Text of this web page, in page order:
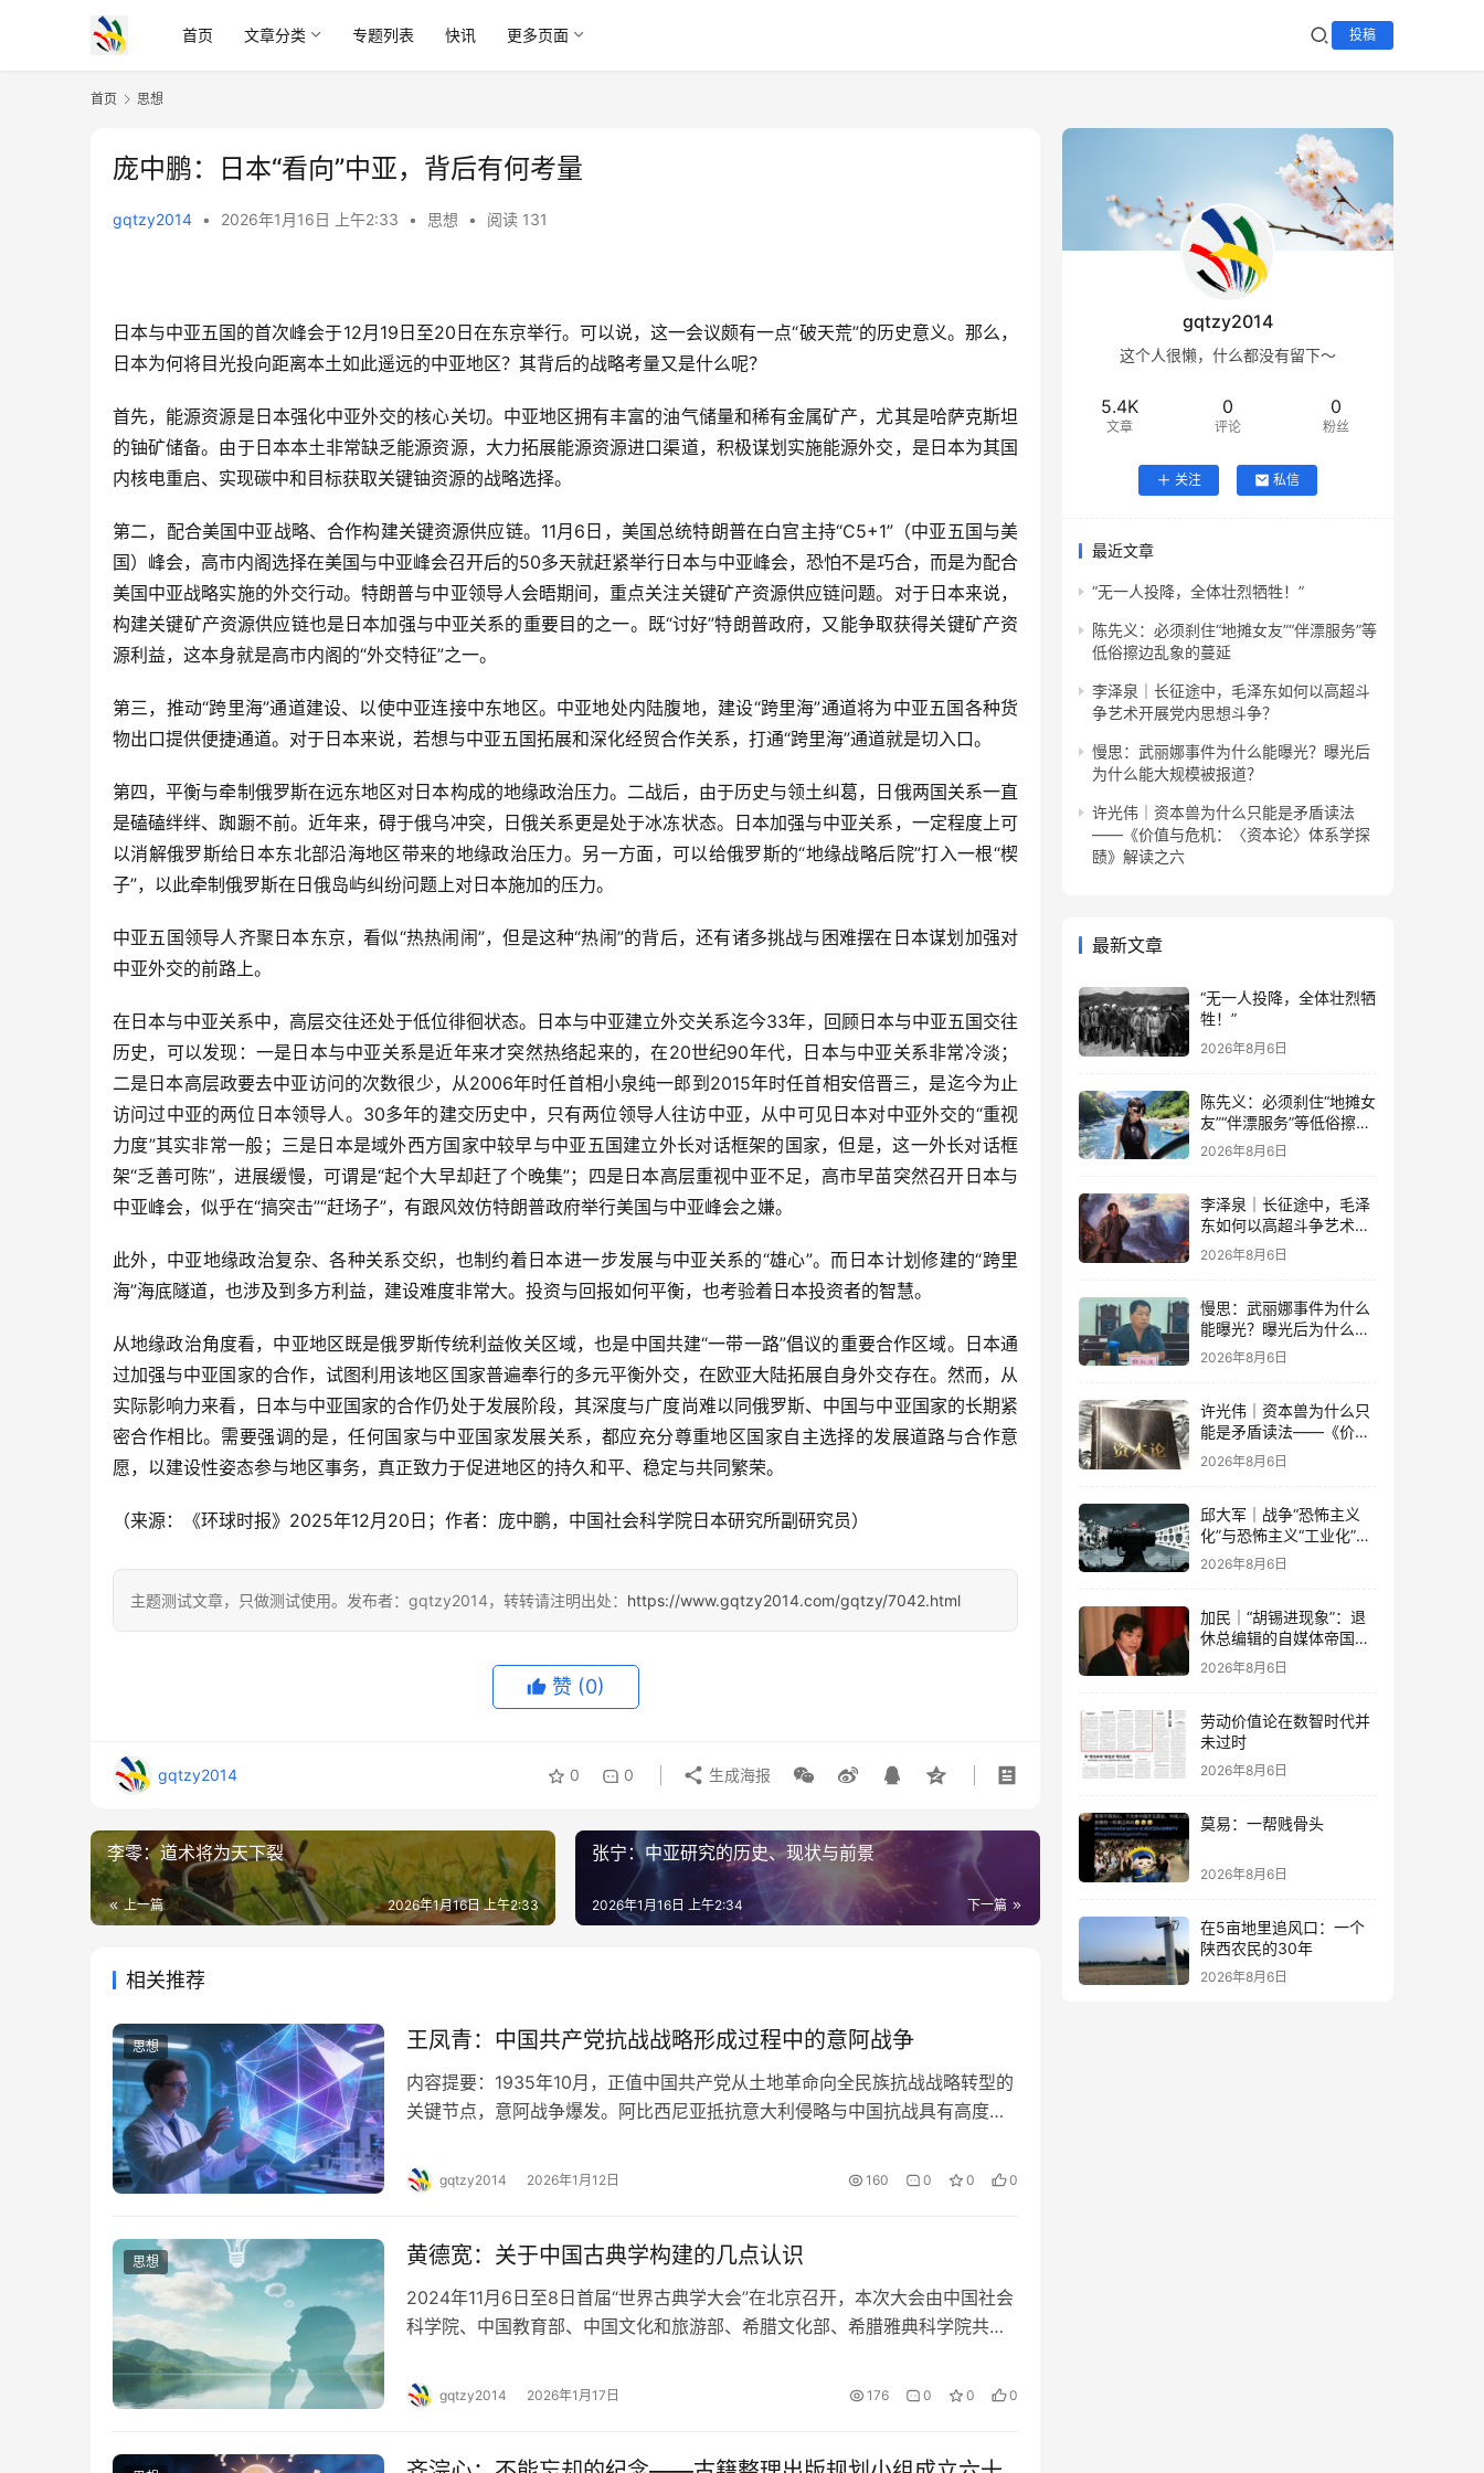
首页 文章分类 专题列表 快讯 更多页面 投稿
首页 思想
庞中鹏：日本“看向”中亚，背后有何考量
gqtzy2014 • 2026年1月16日 上午2:33 • 思想 • 阅读 131
日本与中亚五国的首次峰会于12月19日至20日在东京举行。可以说，这一会议颇有一点“破天荒”的历史意义。那么，
日本为何将目光投向距离本土如此遥远的中亚地区？其背后的战略考量又是什么呢？
首先，能源资源是日本强化中亚外交的核心关切。中亚地区拥有丰富的油气储量和稀有金属矿产，尤其是哈萨克斯坦
的铀矿储备。由于日本本土非常缺乏能源资源，大力拓展能源资源进口渠道，积极谋划实施能源外交，是日本为其国
内核电重启、实现碳中和目标获取关键铀资源的战略选择。
第二，配合美国中亚战略、合作构建关键资源供应链。11月6日，美国总统特朗普在白宫主持“C5+1”（中亚五国与美
国）峰会，高市内阁选择在美国与中亚峰会召开后的50多天就赶紧举行日本与中亚峰会，恐怕不是巧合，而是为配合
美国中亚战略实施的外交行动。特朗普与中亚领导人会晤期间，重点关注关键矿产资源供应链问题。对于日本来说，
构建关键矿产资源供应链也是日本加强与中亚关系的重要目的之一。既“讨好”特朗普政府，又能争取获得关键矿产资
源利益，这本身就是高市内阁的“外交特征”之一。
第三，推动“跨里海”通道建设、以使中亚连接中东地区。中亚地处内陆腹地，建设“跨里海”通道将为中亚五国各种货
物出口提供便捷通道。对于日本来说，若想与中亚五国拓展和深化经贸合作关系，打通“跨里海”通道就是切入口。
第四，平衡与牵制俄罗斯在远东地区对日本构成的地缘政治压力。二战后，由于历史与领土纠葛，日俄两国关系一直
是磕磕绊绊、踟蹰不前。近年来，碍于俄乌冲突，日俄关系更是处于冰冻状态。日本加强与中亚关系，一定程度上可
以消解俄罗斯给日本东北部沿海地区带来的地缘政治压力。另一方面，可以给俄罗斯的“地缘战略后院”打入一根“楔
子”，以此牵制俄罗斯在日俄岛屿纠纷问题上对日本施加的压力。
中亚五国领导人齐聚日本东京，看似“热热闹闹”，但是这种“热闹”的背后，还有诸多挑战与困难摆在日本谋划加强对
中亚外交的前路上。
在日本与中亚关系中，高层交往还处于低位徘徊状态。日本与中亚建立外交关系迄今33年，回顾日本与中亚五国交往
历史，可以发现：一是日本与中亚关系是近年来才突然热络起来的，在20世纪90年代，日本与中亚关系非常冷淡；
二是日本高层政要去中亚访问的次数很少，从2006年时任首相小泉纯一郎到2015年时任首相安倍晋三，是迄今为止
访问过中亚的两位日本领导人。30多年的建交历史中，只有两位领导人往访中亚，从中可见日本对中亚外交的“重视
力度”其实非常一般；三是日本是域外西方国家中较早与中亚五国建立外长对话框架的国家，但是，这一外长对话框
架“乏善可陈”，进展缓慢，可谓是“起个大早却赶了个晚集”；四是日本高层重视中亚不足，高市早苗突然召开日本与
中亚峰会，似乎在“搞突击”“赶场子”，有跟风效仿特朗普政府举行美国与中亚峰会之嫌。
此外，中亚地缘政治复杂、各种关系交织，也制约着日本进一步发展与中亚关系的“雄心”。而日本计划修建的“跨里
海”海底隧道，也涉及到多方利益，建设难度非常大。投资与回报如何平衡，也考验着日本投资者的智慧。
从地缘政治角度看，中亚地区既是俄罗斯传统利益攸关区域，也是中国共建“一带一路”倡议的重要合作区域。日本通
过加强与中亚国家的合作，试图利用该地区国家普遍奉行的多元平衡外交，在欧亚大陆拓展自身外交存在。然而，从
实际影响力来看，日本与中亚国家的合作仍处于发展阶段，其深度与广度尚难以同俄罗斯、中国与中亚国家的长期紧
密合作相比。需要强调的是，任何国家与中亚国家发展关系，都应充分尊重地区国家自主选择的发展道路与合作意
愿，以建设性姿态参与地区事务，真正致力于促进地区的持久和平、稳定与共同繁荣。
（来源：《环球时报》2025年12月20日；作者：庞中鹏，中国社会科学院日本研究所副研究员）
主题测试文章，只做测试使用。发布者：gqtzy2014，转转请注明出处： https://www.gqtzy2014.com/gqtzy/7042.html
赞 (0)
gqtzy2014 0 0 生成海报
李零：道术将为天下裂
上一篇 2026年1月16日 上午2:33
张宁：中亚研究的历史、现状与前景
下一篇
2026年1月16日 上午2:34
相关推荐
思想 王凤青：中国共产党抗战战略形成过程中的意阿战争
内容提要：1935年10月，正值中国共产党从土地革命向全民族抗战战略转型的
关键节点，意阿战争爆发。阿比西尼亚抵抗意大利侵略与中国抗战具有高度相
中国抗战性质、战略战术、依靠力量、政治保障等维度，为构建完整科学的抗
战战略提供了重要思想理论资源，彰显了中国共产党立足国际视野、紧扣中国
gqtzy2014 2026年1月12日 160 0 0 0
思想 黄德宽：关于中国古典学构建的几点认识
2024年11月6日至8日首届“世界古典学大会”在北京召开，本次大会由中国社会
科学院、中国教育部、中国文化和旅游部、希腊文化部、希腊雅典科学院共同
南大学、中希文明互鉴中心承办，河南省社会科学院协办，参会中外专家60余
人，清华大学出土文献研究与保护中心主任黄德宽教授做主旨报告《关于中国
gqtzy2014 2026年1月17日 176 0 0 0
gqtzy2014
这个人很懒，什么都没有留下～
5.4K
文章
0
评论
0
粉丝
关注 私信
最近文章
“无一人投降，全体壮烈牺牲！”
陈先义：必须刹住“地摊女友”“伴漂服务”等
低俗擦边乱象的蔓延
李泽泉｜长征途中，毛泽东如何以高超斗
争艺术开展党内思想斗争？
慢思：武丽娜事件为什么能曝光？曝光后
为什么能大规模被报道？
许光伟｜资本兽为什么只能是矛盾读法
——《价值与危机：〈资本论〉体系学探
赜》解读之六
最新文章
“无一人投降，全体壮烈牺
牲！”
2026年8月6日
陈先义：必须刹住“地摊女
友”“伴漂服务”等低俗擦边
乱象的蔓延
2026年8月6日
李泽泉｜长征途中，毛泽
东如何以高超斗争艺术开
展党内思想斗争？
2026年8月6日
慢思：武丽娜事件为什么
能曝光？曝光后为什么能
大规模被报道？
2026年8月6日
许光伟｜资本兽为什么只
能是矛盾读法——《价值
与危机：〈资本论〉体系
学探赜》解读之六
2026年8月6日
邱大军｜战争“恐怖主义
化”与恐怖主义“工业化”
——2026年混合冲突模式
2026年8月6日
加民｜“胡锡进现象”：退
休总编辑的自媒体帝国与
公私边界之问
2026年8月6日
劳动价值论在数智时代并
未过时
2026年8月6日
莫易：一帮贱骨头
2026年8月6日
在5亩地里追风口：一个
陕西农民的30年
2026年8月6日